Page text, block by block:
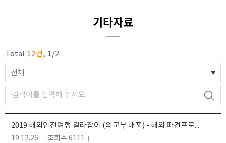
기타자료
Total 12건, 1/2
전체
2019 해외안전여행 길라잡이 (외교부 배포) - 해외 파견프로그램 참가자 필수 확인
19.12.26 조회수 6111